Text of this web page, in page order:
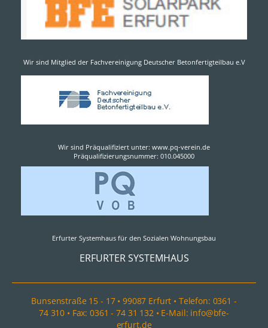
Wir sind Mitglied der Fachvereinigung Deutscher Betonfertigteilbau e.V
Wir sind Präqualifiziert unter: www.pq-verein.de
Präqualifizierungsnummer: 010.045000
Erfurter Systemhaus für den Sozialen Wohnungsbau
ERFURTER SYSTEMHAUS
Bunsenstraße 15 - 17 • 99087 Erfurt • Telefon: 0361 -
74 310 • Fax: 0361 - 74 31 132 • E-Mail: info@bfe-
erfurt.de